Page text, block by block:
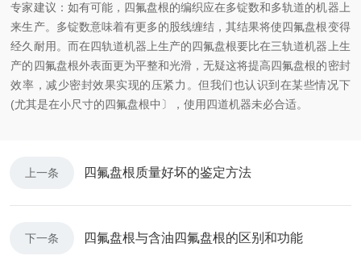
专家建议：如有可能，四氟盘根的编织应在多锭数和多轨道的机器上
来生产。多锭数意味着有更多的股线缠结，其结果将使四氟盘根变得
经久耐用。而在四轨道机器上生产的四氟盘根要比在三轨道机器上生
产的四氟盘根外表面更为平整和光滑，无疑这将提高四氟盘根的密封
效率，减少密封效果实现的压紧力。但我们也认识到在某些情况下
(尤其是在小尺寸的四氟盘根中〕，使用四道机器未必合适。
上一条 四氟盘根质量好坏的鉴定方法
下一条 四氟盘根与含油四氟盘根的区别和功能